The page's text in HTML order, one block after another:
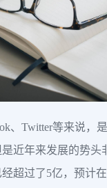
、Twitter等来说，
近年来发展的势头
超过了5亿，预计